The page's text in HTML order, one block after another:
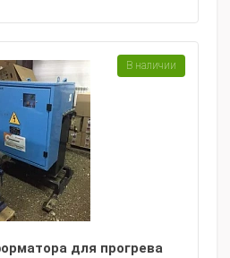
для прогрева
В наличии